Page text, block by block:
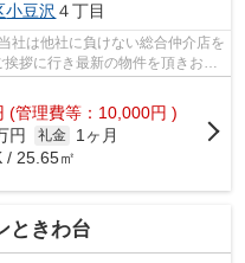
小豆沢 ４丁目
社は他社に負けない総合仲介店を
拶に行き最新の物件を頂きお客
(管理費等：10,000円 )
円 礼金
1ヶ月
/ 25.65㎡
ときわ台